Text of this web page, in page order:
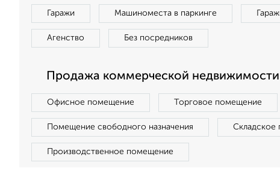
Гаражи Машиноместа в паркинге
Агенство Без посредников
Продажа коммерческой недвижимости
Офисное помещение Торговое помещение
Помещение свободного назначения Складское
Производственное помещение